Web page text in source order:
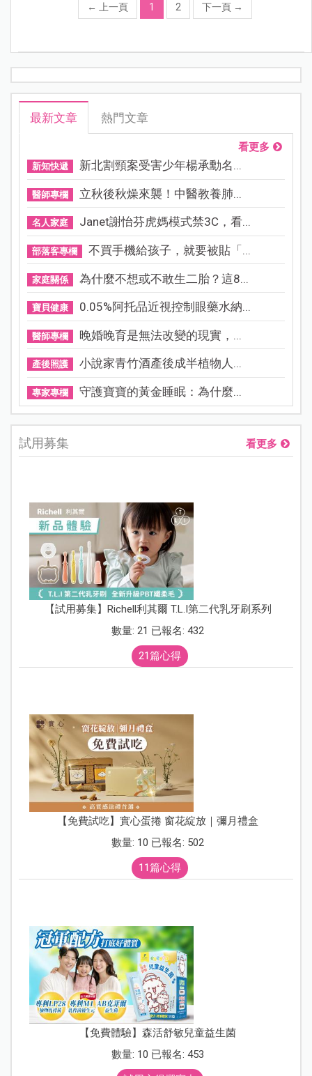
← 上一頁 1 2 下一頁 →
最新文章 熱門文章
看更多
新知快遞 新北割頸案受害少年楊承勳名...
醫師專欄 立秋後秋燥來襲！中醫教養肺...
名人家庭 Janet謝怡芬虎媽模式禁3C，看...
部落客專欄 不買手機給孩子，就要被貼「...
家庭關係 為什麼不想或不敢生二胎？這8...
寶貝健康 0.05%阿托品近視控制眼藥水納...
醫師專欄 晚婚晚育是無法改變的現實，...
產後照護 小說家青竹酒產後成半植物人...
專家專欄 守護寶寶的黃金睡眠：為什麼...
試用募集 看更多
【試用募集】Richell利其爾 T.L.I第二代乳牙刷系列
數量: 21 已報名: 432
21篇心得
【免費試吃】實心蛋捲 窗花綻放｜彌月禮盒
數量: 10 已報名: 502
11篇心得
【免費體驗】森活舒敏兒童益生菌
數量: 10 已報名: 453